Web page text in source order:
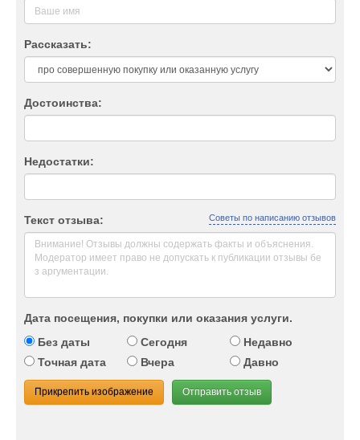
Рассказать:
Достоинства:
Недостатки:
Текст отзыва: Советы по написанию отзывов
Дата посещения, покупки или оказания услуги.
Без даты
Сегодня
Недавно
Точная дата
Вчера Давно
Прикрепить изображение Отправить отзыв